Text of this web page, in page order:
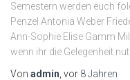
Semestern werden euch
Penzel Antonia Weber
Ann-Sophie Elise Gamm
wenn ihr die Gelegenheit
Von admin , vor 8 Jahren